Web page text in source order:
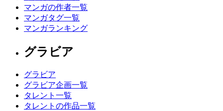
マンガの作者一覧
マンガタグ一覧
マンガランキング
グラビア
グラビア
グラビア企画一覧
タレント一覧
タレントの作品一覧